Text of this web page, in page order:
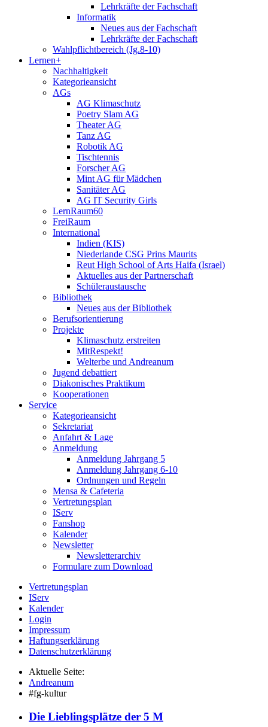
Lehrkräfte der Fachschaft
Informatik
Neues aus der Fachschaft
Lehrkräfte der Fachschaft
Wahlpflichtbereich (Jg.8-10)
Lernen+
Nachhaltigkeit
Kategorieansicht
AGs
AG Klimaschutz
Poetry Slam AG
Theater AG
Tanz AG
Robotik AG
Tischtennis
Forscher AG
Mint AG für Mädchen
Sanitäter AG
AG IT Security Girls
LernRaum60
FreiRaum
International
Indien (KIS)
Niederlande CSG Prins Maurits
Reut High School of Arts Haifa (Israel)
Aktuelles aus der Partnerschaft
Schüleraustausche
Bibliothek
Neues aus der Bibliothek
Berufsorientierung
Projekte
Klimaschutz erstreiten
MitRespekt!
Welterbe und Andreanum
Jugend debattiert
Diakonisches Praktikum
Kooperationen
Service
Kategorieansicht
Sekretariat
Anfahrt & Lage
Anmeldung
Anmeldung Jahrgang 5
Anmeldung Jahrgang 6-10
Ordnungen und Regeln
Mensa & Cafeteria
Vertretungsplan
IServ
Fanshop
Kalender
Newsletter
Newsletterarchiv
Formulare zum Download
Vertretungsplan
IServ
Kalender
Login
Impressum
Haftungserklärung
Datenschutzerklärung
Aktuelle Seite:
Andreanum
#fg-kultur
Die Lieblingsplätze der 5 M